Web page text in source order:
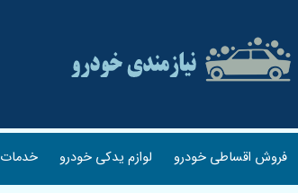
فروش اقساطی خودرو لوازم یدکی خودرو